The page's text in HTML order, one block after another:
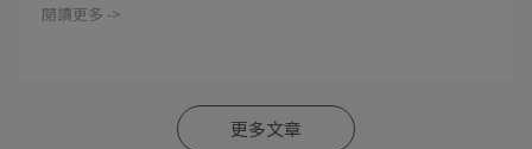
閱讀更多 ->
更多文章